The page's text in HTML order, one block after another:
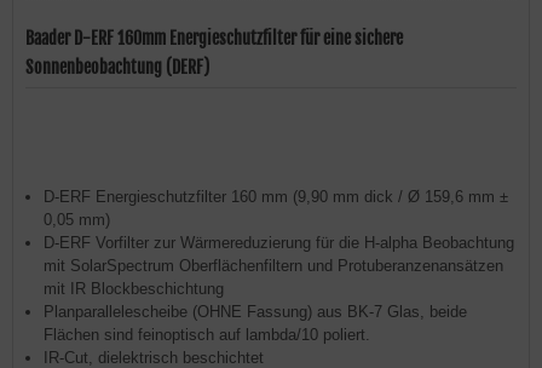
Baader D-ERF 160mm Energieschutzfilter für eine sichere
Sonnenbeobachtung (DERF)
D-ERF Energieschutzfilter 160 mm (9,90 mm dick / Ø 159,6 mm ±
0,05 mm)
D-ERF Vorfilter zur Wärmereduzierung für die H-alpha Beobachtung
mit SolarSpectrum Oberflächenfiltern und Protuberanzenansätzen
mit IR Blockbeschichtung
Planparallelescheibe (OHNE Fassung) aus BK-7 Glas, beide
Flächen sind feinoptisch auf lambda/10 poliert.
IR-Cut, dielektrisch beschichtet